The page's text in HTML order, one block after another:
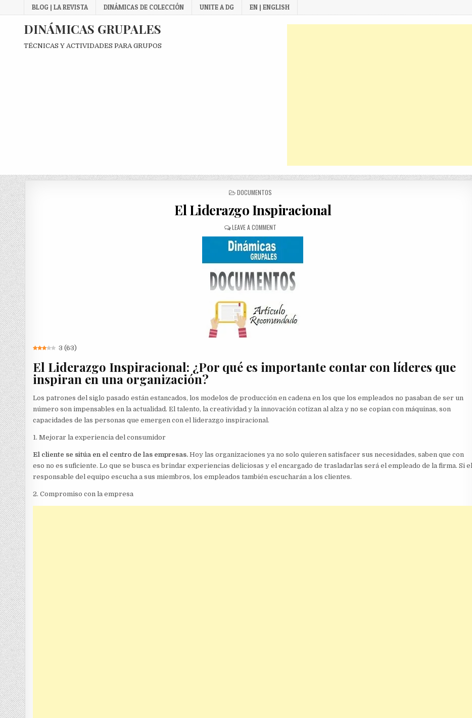
to
BLOG | LA REVISTA DINÁMICAS DE COLECCIÓN UNITE A DG EN | ENGLISH
DINÁMICAS GRUPALES
TÉCNICAS Y ACTIVIDADES PARA GRUPOS
POSTED
DOCUMENTOS
El Liderazgo Inspiracional
LEAVE A COMMENTON
EL
LIDERAZGO
INSPIRACIONAL
3 (63)
El Liderazgo Inspiracional: ¿Por qué es importante contar con líderes que
inspiran en una organización?
Los patrones del siglo pasado están estancados, los modelos de producción en cadena en los que los empleados no pasaban de ser un
número son impensables en la actualidad. El talento, la creatividad y la innovación cotizan al alza y no se copian con máquinas, son
capacidades de las personas que emergen con el liderazgo inspiracional.
1. Mejorar la experiencia del consumidor
El cliente se sitúa en el centro de las empresas. Hoy las organizaciones ya no solo quieren satisfacer sus necesidades, saben que con
eso no es suficiente. Lo que se busca es brindar experiencias deliciosas y el encargado de trasladarlas será el empleado de la firma. Si el
responsable del equipo escucha a sus miembros, los empleados también escucharán a los clientes.
2. Compromiso con la empresa